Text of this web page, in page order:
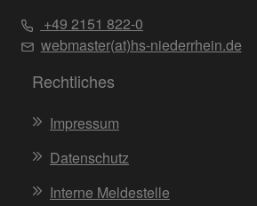
+49 2151 822-0
webmaster(at)hs-niederrhein.de
Rechtliches
Impressum
Datenschutz
Interne Meldestelle